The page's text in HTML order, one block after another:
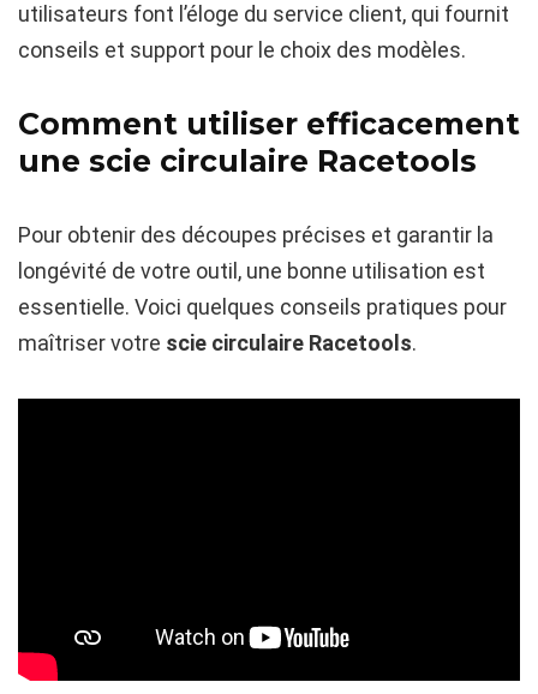
utilisateurs font l’éloge du service client, qui fournit
conseils et support pour le choix des modèles.
Comment utiliser efficacement
une scie circulaire Racetools
Pour obtenir des découpes précises et garantir la
longévité de votre outil, une bonne utilisation est
essentielle. Voici quelques conseils pratiques pour
maîtriser votre scie circulaire Racetools.